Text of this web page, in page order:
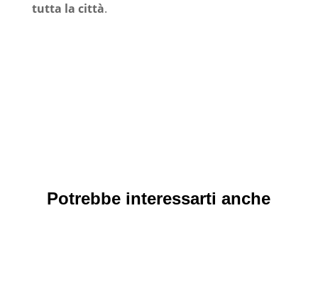
tutta la città.
Potrebbe interessarti anche